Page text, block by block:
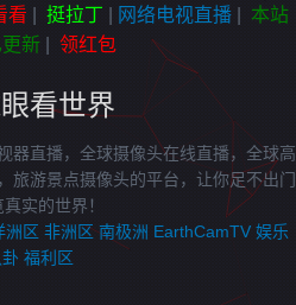
看 挺拉丁 网络电视直播
本站
新| 领红包
看世界
器直播，全球摄像头在线直播，全球高
旅游景点摄像头的平台，让你足不出门
实的世界！
洲区 非洲区 南极洲 EarthCamTV 娱乐
福利区